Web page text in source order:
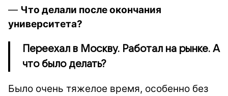
— Что делали после окончания
университета?
Переехал в Москву. Работал на рынке. А
что было делать?
Было очень тяжелое время, особенно без